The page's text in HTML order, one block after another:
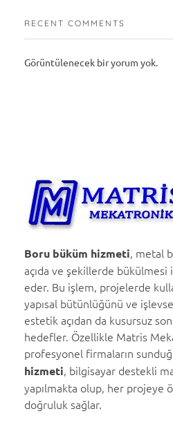
RECENT COMMENTS
Görüntülenecek bir yorum yok.
Boru büküm hizmeti, metal
açıda ve şekillerde
eder. Bu işlem, projelerde
yapısal bütünlüğünü ve
estetik açıdan da kusursuz
hedefler. Özellikle Matris
profesyonel firmaların
hizmeti, bilgisayar destekli
yapılmakta olup, her projeye
doğruluk sağlar.